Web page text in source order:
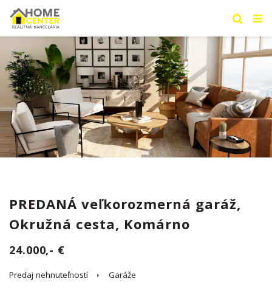
PREDANÁ veľkorozmerná garáž,
Okružná cesta, Komárno
24.000,- €
Predaj nehnuteľností Garáže